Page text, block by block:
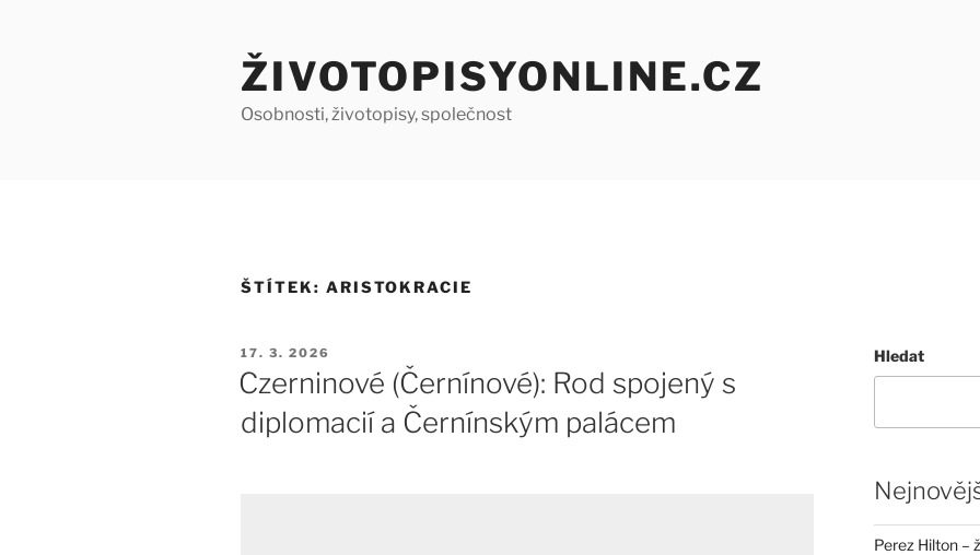
ŽIVOTOPISYONLINE.CZ
Osobnosti, životopisy, společnost
ŠTÍTEK: ARISTOKRACIE
PUBLIKOVÁNO
17. 3. 2026
Czerninové (Černínové): Rod spojený s
diplomacií a Černínským palácem
Hledat
Perez Hilton –